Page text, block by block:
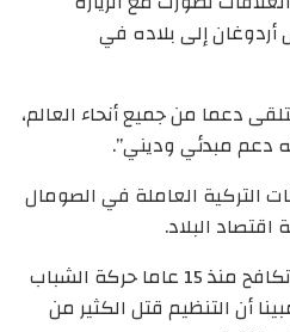
أردوغان إلى بلاده في
دعما من جميع أنحاء العالم،
دعم مبدئي وديني”.
التركية العاملة في الصومال
البلاد.
وأضاف الرئيس أن الصومال تكافح منذ 15 عاما حركة الشباب
أن التنظيم قتل الكثير من